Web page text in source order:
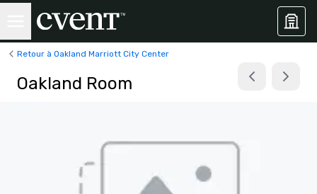
Retour à Oakland Marriott City Center
Oakland Room